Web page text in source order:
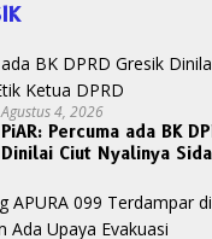
Agustus 4, 2026
PiAR: Percuma ada BK
Dinilai Ciut Nyalinya